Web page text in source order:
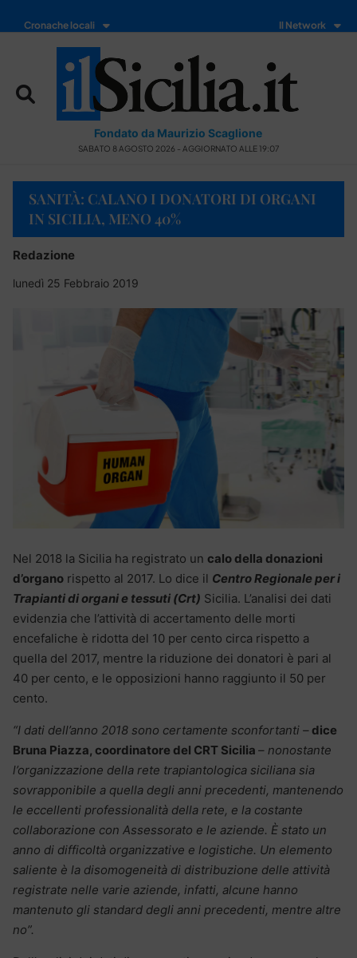
Cronache locali Il Network
Fondato da Maurizio Scaglione
SABATO 8 AGOSTO 2026 - AGGIORNATO ALLE 19:07
SANITÀ: CALANO I DONATORI DI ORGANI
IN SICILIA, MENO 40%
Redazione
lunedì 25 Febbraio 2019
Nel 2018 la Sicilia ha registrato un calo della donazioni
d’organo rispetto al 2017. Lo dice il Centro Regionale per i
Trapianti di organi e tessuti (Crt) Sicilia. L’analisi dei dati
evidenzia che l’attività di accertamento delle morti
encefaliche è ridotta del 10 per cento circa rispetto a
quella del 2017, mentre la riduzione dei donatori è pari al
40 per cento, e le opposizioni hanno raggiunto il 50 per
cento.
“I dati dell’anno 2018 sono certamente sconfortanti – dice
Bruna Piazza, coordinatore del CRT Sicilia – nonostante
l’organizzazione della rete trapiantologica siciliana sia
sovrapponibile a quella degli anni precedenti, mantenendo
le eccellenti professionalità della rete, e la costante
collaborazione con Assessorato e le aziende. È stato un
anno di difficoltà organizzative e logistiche. Un elemento
saliente è la disomogeneità di distribuzione delle attività
registrate nelle varie aziende, infatti, alcune hanno
mantenuto gli standard degli anni precedenti, mentre altre
no”.